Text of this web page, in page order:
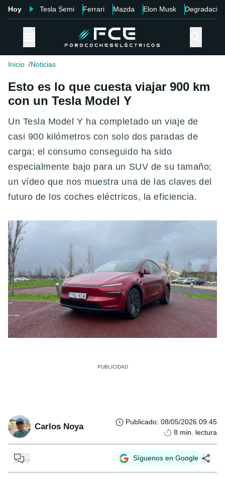
Hoy Tesla Semi Ferrari Mazda Elon Musk Degradación
Inicio Noticias
Esto es lo que cuesta viajar 900 km
con un Tesla Model Y
Un Tesla Model Y ha completado un viaje de
casi 900 kilómetros con solo dos paradas de
carga; el consumo conseguido ha sido
especialmente bajo para un SUV de su tamaño;
un vídeo que nos muestra una de las claves del
futuro de los coches eléctricos, la eficiencia.
Carlos Noya Publicado: 08/05/2026 09:45
8 min. lectura
... Síguenos en Google